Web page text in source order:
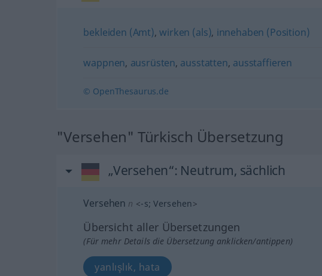
bekleiden (Amt),wirken (als), innehaben (Position)
wappnen, ausrüsten, ausstatten, ausstaffieren
© OpenThesaurus.de
"Versehen" Türkisch Übersetzung
„Versehen“: Neutrum, sächlich
Versehen n <-s;Versehen>
Übersicht aller Übersetzungen
(Für mehr Details die Übersetzung anklicken/antippen)
yanlışlık, hata